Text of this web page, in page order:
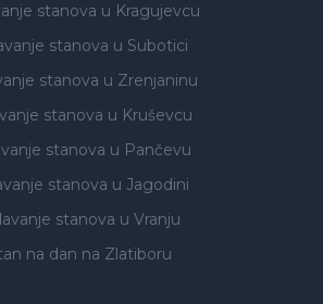
stanova u Kragujevcu
stanova u Subotici
stanova u Zrenjaninu
stanova u Kruševcu
stanova u Pančevu
stanova u Jagodini
stanova u Vranju
na dan na Zlatiboru